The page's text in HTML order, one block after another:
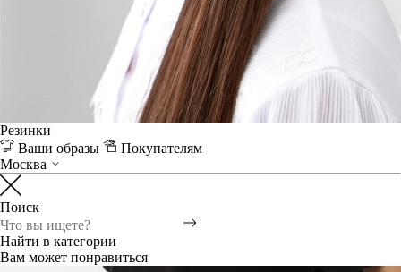
Резинки
Ваши образы
Покупателям
Москва
Поиск
Найти в категории
Вам может понравиться